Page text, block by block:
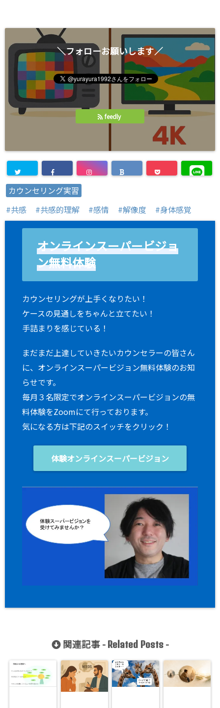
＼フォローお願いします／
feedly
カウンセリング実習
共感
共感的理解 感情 解像度 身体感覚
オンラインスーパービジョ
ン無料体験
カウンセリングが上手くなりたい！
ケースの見通しをちゃんと立てたい！
手詰まりを感じている！
まだまだ上達していきたいカウンセラーの皆さん
に、オンラインスーパービジョン無料体験のお知
らせです。
毎月３名限定でオンラインスーパービジョンの無
料体験をZoomにて行っております。
気になる方は下記のスイッチをクリック！
体験オンラインスーパービジョン
関連記事 - Related Posts-